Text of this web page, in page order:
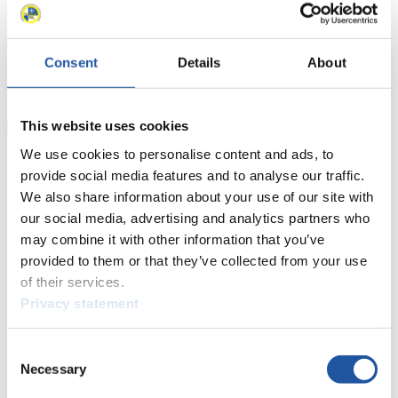
Consent Details About
This website uses cookies
We use cookies to personalise content and ads, to
provide social media features and to analyse our traffic.
We also share information about your use of our site with
our social media, advertising and analytics partners who
may combine it with other information that you’ve
provided to them or that they’ve collected from your use
of their services.
Privacy statement
Selection
Necessary
Wolfgang Kindl (AUT)
10
Peter Penz (AUT)
Schließen
Anzeigen
Download
News
AlleAllgemein Kunstbahn RodelnAlpin Rodeln
Rennkalender
Ergebnisse